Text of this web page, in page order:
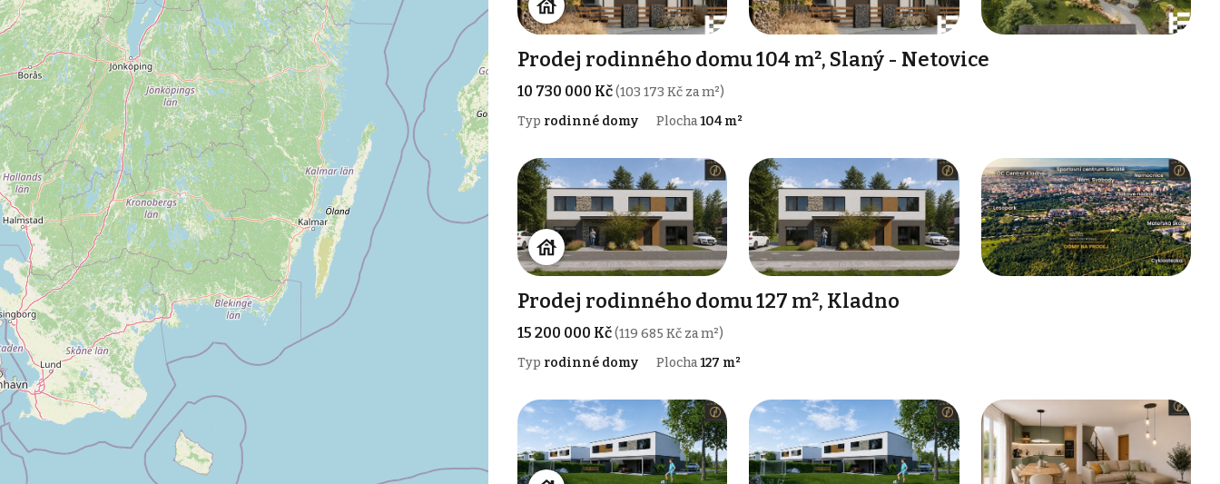
Prodej rodinného domu 104 m², Slaný - Netovice
10 730 000 Kč(103 173 Kč za m²)
Typ rodinné domy Plocha104 m²
Prodej rodinného domu 127 m², Kladno
15 200 000 Kč(119 685 Kč za m²)
Typ rodinné domy Plocha127 m²